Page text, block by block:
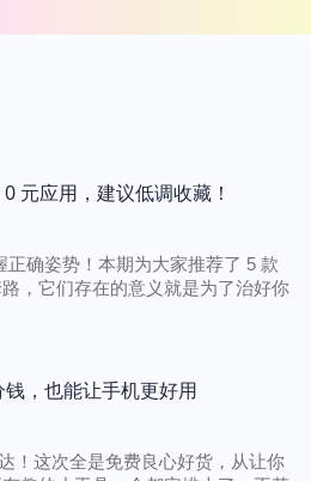
元应用，建议低调收藏！
确姿势！本期为大家推荐了 5 款
，它们存在的意义就是为了治好你
，也能让手机更好用
！这次全是免费良心好货，从让你